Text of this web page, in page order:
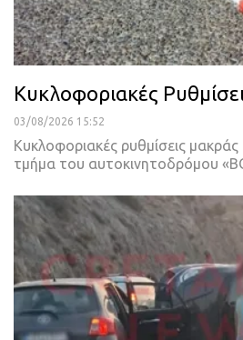
Κυκλοφοριακές
03/08/2026 15:52
Κυκλοφοριακές ρυθμίσεις μακράς
τμήμα του αυτοκινητοδρόμου